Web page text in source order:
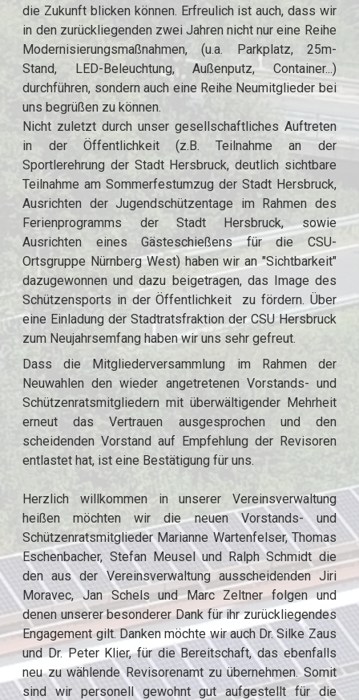
die Zukunft blicken können. Erfreulich ist auch, dass wir
in den zurückliegenden zwei Jahren nicht nur eine Reihe
Modernisierungsmaßnahmen, (u.a. Parkplatz, 25m-
Stand, LED-Beleuchtung, Außenputz, Container...)
durchführen, sondern auch eine Reihe Neumitglieder bei
uns begrüßen zu können.
Nicht zuletzt durch unser gesellschaftliches Auftreten
in der Öffentlichkeit (z.B. Teilnahme an der
Sportlerehrung der Stadt Hersbruck, deutlich sichtbare
Teilnahme am Sommerfestumzug der Stadt Hersbruck,
Ausrichten der Jugendschützentage im Rahmen des
Ferienprogramms der Stadt Hersbruck, sowie
Ausrichten eines Gästeschießens für die CSU-
Ortsgruppe Nürnberg West) haben wir an "Sichtbarkeit"
dazugewonnen und dazu beigetragen, das Image des
Schützensports in der Öffentlichkeit zu fördern. Über
eine Einladung der Stadtratsfraktion der CSU Hersbruck
zum Neujahrsemfang haben wir uns sehr gefreut.
Dass die Mitgliederversammlung im Rahmen der
Neuwahlen den wieder angetretenen Vorstands- und
Schützenratsmitgliedern mit überwältigender Mehrheit
erneut das Vertrauen ausgesprochen und den
scheidenden Vorstand auf Empfehlung der Revisoren
entlastet hat, ist eine Bestätigung für uns.
Herzlich willkommen in unserer Vereinsverwaltung
heißen möchten wir die neuen Vorstands- und
Schützenratsmitglieder Marianne Wartenfelser, Thomas
Eschenbacher, Stefan Meusel und Ralph Schmidt die
den aus der Vereinsverwaltung ausscheidenden Jiri
Moravec, Jan Schels und Marc Zeltner folgen und
denen unserer besonderer Dank für ihr zurückliegendes
Engagement gilt. Danken möchte wir auch Dr. Silke Zaus
und Dr. Peter Klier, für die Bereitschaft, das ebenfalls
neu zu wählende Revisorenamt zu übernehmen. Somit
sind wir personell gewohnt gut aufgestellt für die